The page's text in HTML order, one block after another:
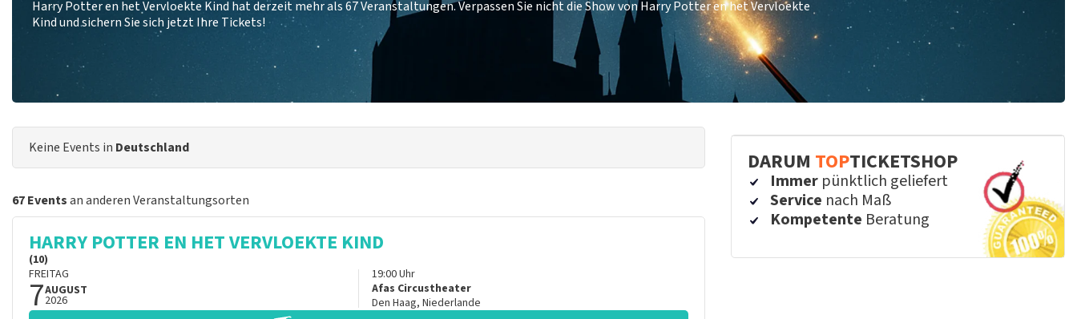
Harry Potter en het Vervloekte Kind hat derzeit mehr als 67 Veranstaltungen. Verpassen Sie nicht die Show von Harry Potter en het Vervloekte
Kind und sichern Sie sich jetzt Ihre Tickets!
Keine Events in Deutschland
67 Eventsan anderen Veranstaltungsorten
HARRY POTTER EN HET VERVLOEKTE KIND
(10)
FREITAG
7AUGUST
2026
19:00Uhr
Afas Circustheater
Den Haag, Niederlande
DARUM TOPTICKETSHOP
Immer pünktlich geliefert
Service nach Maß
Kompetente Beratung